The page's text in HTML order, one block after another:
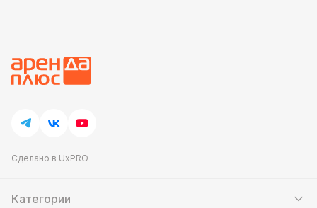
Сделано в UxPRO
Категории